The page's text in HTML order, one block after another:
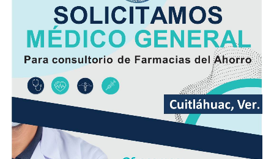
Minutos después, el autobús fue encontrado
abandonado en el cruce de la calle 26 y la avenida 9, en
la colonia San José, donde quedó bajo resguardo de las
autoridades como parte de las investigaciones.
Elementos de la Policía Municipal y Estatal acordonaron
el área del accidente para preservar los indicios, en
tanto personal de Tránsito Municipal realizó las
primeras diligencias para establecer la mecánica del
hecho.